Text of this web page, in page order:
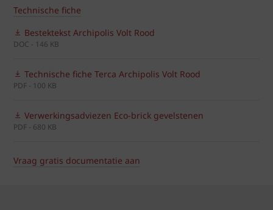
Technische fiche
Bestektekst Archipolis Volt Rood
DOC - 146 KB
Technische fiche Terca Archipolis Volt Rood
PDF - 100 KB
Verwerkingsadviezen Eco-brick gevelstenen
PDF - 680 KB
Vraag gratis documentatie aan